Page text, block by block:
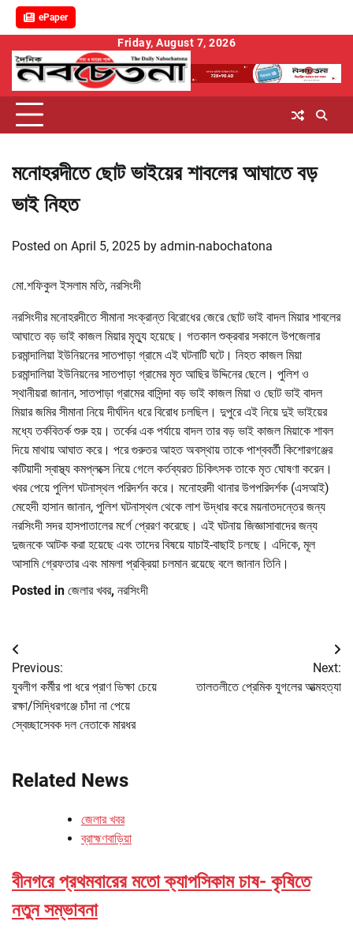
ePaper
content
Friday, August 7, 2026
মনোহরদীতে ছোট ভাইয়ের শাবলের আঘাতে বড়
ভাই নিহত
Posted on April 5, 2025 by admin-nabochatona
মো.শফিকুল ইসলাম মতি, নরসিংদী
নরসিংদীর মনোহরদীতে সীমানা সংক্রান্ত বিরোধের জেরে ছোট ভাই বাদল মিয়ার শাবলের
আঘাতে বড় ভাই কাজল মিয়ার মৃত্যু হয়েছে। গতকাল শুক্রবার সকালে উপজেলার
চরমান্দালিয়া ইউনিয়নের সাতপাড়া গ্রামে এই ঘটনাটি ঘটে। নিহত কাজল মিয়া
চরমান্দালিয়া ইউনিয়নের সাতপাড়া গ্রামের মৃত আছির উদ্দিনের ছেলে। পুলিশ ও
স্থানীয়রা জানান, সাতপাড়া গ্রামের বাসিন্দা বড় ভাই কাজল মিয়া ও ছোট ভাই বাদল
মিয়ার জমির সীমানা নিয়ে দীর্ঘদিন ধরে বিরোধ চলছিল। দুপুরে এই নিয়ে দুই ভাইয়ের
মধ্যে তর্কবিতর্ক শুরু হয়। তর্কের এক পর্যায়ে বাদল তার বড় ভাই কাজল মিয়াকে শাবল
দিয়ে মাথায় আঘাত করে। পরে গুরুতর আহত অবস্থায় তাকে পাশ্ববর্তী কিশোরগঞ্জের
কটিয়াদী স্বাস্থ্য কমপ্লক্সে নিয়ে গেলে কর্তব্যরত চিকিৎসক তাকে মৃত ঘোষণা করেন।
খবর পেয়ে পুলিশ ঘটনাস্থল পরিদর্শন করে। মনোহরদী থানার উপপরিদর্শক (এসআই)
মেহেদী হাসান জানান, পুলিশ ঘটনাস্থল থেকে লাশ উদ্ধার করে ময়নাতদন্তের জন্য
নরসিংদী সদর হাসপাতালের মর্গে প্রেরণ করেছে। এই ঘটনায় জিজ্ঞাসাবাদের জন্য
দুজনকে আটক করা হয়েছে এবং তাদের বিষয়ে যাচাই-বাছাই চলছে। এদিকে, মূল
আসামি গ্রেফতার এবং মামলা প্রক্রিয়া চলমান রয়েছে বলে জানান তিনি।
Posted in জেলার খবর, নরসিংদী
Post
navigation
Previous:
যুবলীগ কর্মীর পা ধরে প্রাণ ভিক্ষা চেয়ে
রক্ষা/সিদ্ধিরগঞ্জে চাঁদা না পেয়ে
স্বেচ্ছাসেবক দল নেতাকে মারধর
Next:
তালতলীতে প্রেমিক যুগলের আত্মহত্যা
Related News
জেলার খবর
ব্রাহ্মণবাড়িয়া
বীনগরে প্রথমবারের মতো ক্যাপসিকাম চাষ- কৃষিতে
নতুন সম্ভাবনা